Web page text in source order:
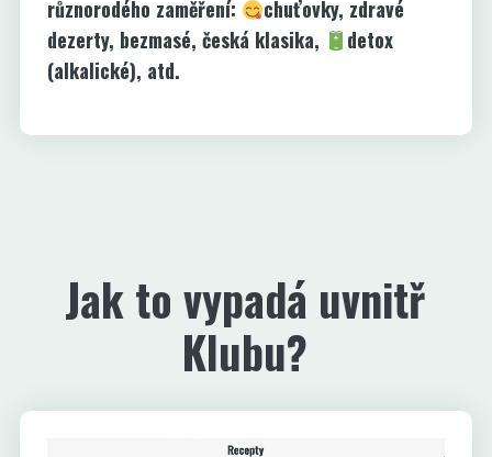
různorodého zaměření:
chuťovky, zdravé
dezerty, bezmasé, česká klasika,
detox
(alkalické), atd.
Jak to vypadá uvnitř
Klubu?